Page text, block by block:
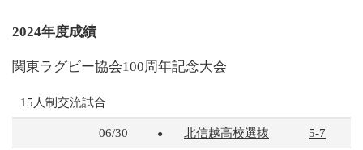
2024年度成績
関東ラグビー協会100周年記念大会
15人制交流試合
06/30 ● 北信越高校選抜 5-7